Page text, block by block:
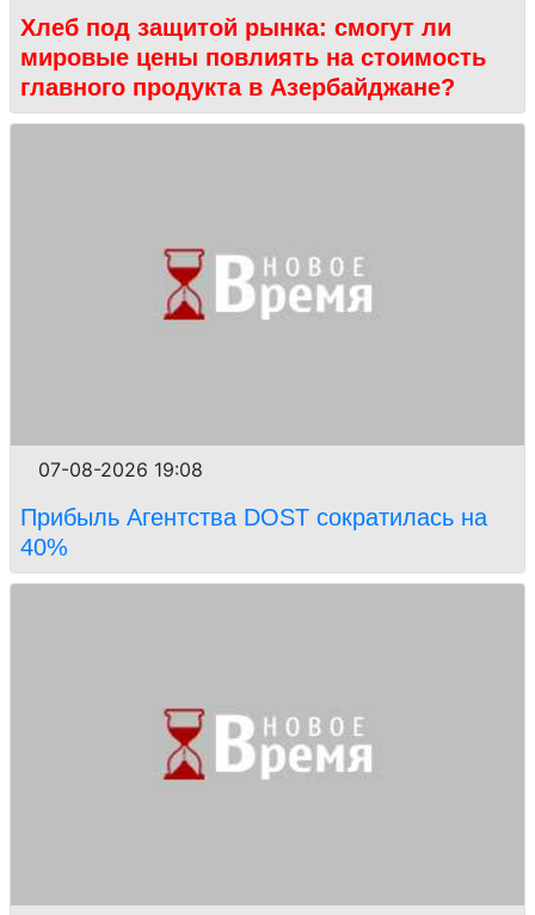
Хлеб под защитой рынка: смогут ли
мировые цены повлиять на стоимость
главного продукта в Азербайджане?
07-08-2026 19:08
Прибыль Агентства DOST сократилась на
40%